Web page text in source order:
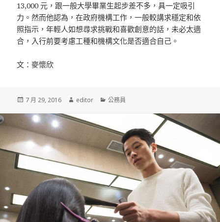
13,000 元，跟一般大學畢業生起步差不多，具一定吸引
力。然而他認為，在政府機構工作，一般較講求穩定和依
照指示，年輕人如想尋求挑戰和喜歡創意的話，未必太適
合，入行前要考慮工種和機構文化是否適合自己。
文：麥懷欣
發
於
7 月 29, 2016
作
editor
分
公務員